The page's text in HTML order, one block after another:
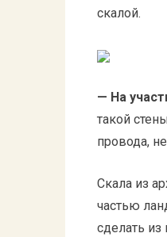
скалой.
— На
такой
провода,
Скала из
частью
сделать из